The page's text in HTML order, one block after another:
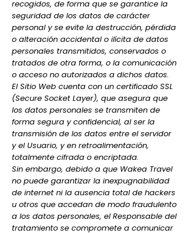
recogidos, de forma que se garantice la
seguridad de los datos de carácter
personal y se evite la destrucción, pérdida
o alteración accidental o ilícita de datos
personales transmitidos, conservados o
tratados de otra forma, o la comunicación
o acceso no autorizados a dichos datos.
El Sitio Web cuenta con un certificado SSL
(Secure Socket Layer), que asegura que
los datos personales se transmiten de
forma segura y confidencial, al ser la
transmisión de los datos entre el servidor
y el Usuario, y en retroalimentación,
totalmente cifrada o encriptada.
Sin embargo, debido a que Wakea Travel
no puede garantizar la inexpugnabilidad
de internet ni la ausencia total de hackers
u otros que accedan de modo fraudulento
a los datos personales, el Responsable del
tratamiento se compromete a comunicar